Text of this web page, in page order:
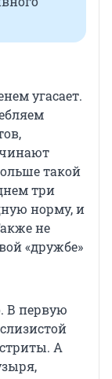
угасает.
такой
три
норму, и
не
«дружбе»
В первую
А